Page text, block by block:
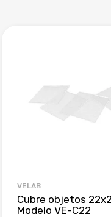
VELAB
Cubre objetos
Modelo VE-C22